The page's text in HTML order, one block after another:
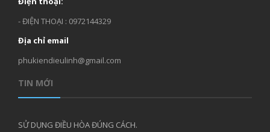
- ĐIỆN THOẠI : 0972144329
Địa chỉ email
phukiendieulinh@gmail.com
TIN MỚI
SỬ DỤNG ĐIỀU HÒA ĐÚNG CÁCH.